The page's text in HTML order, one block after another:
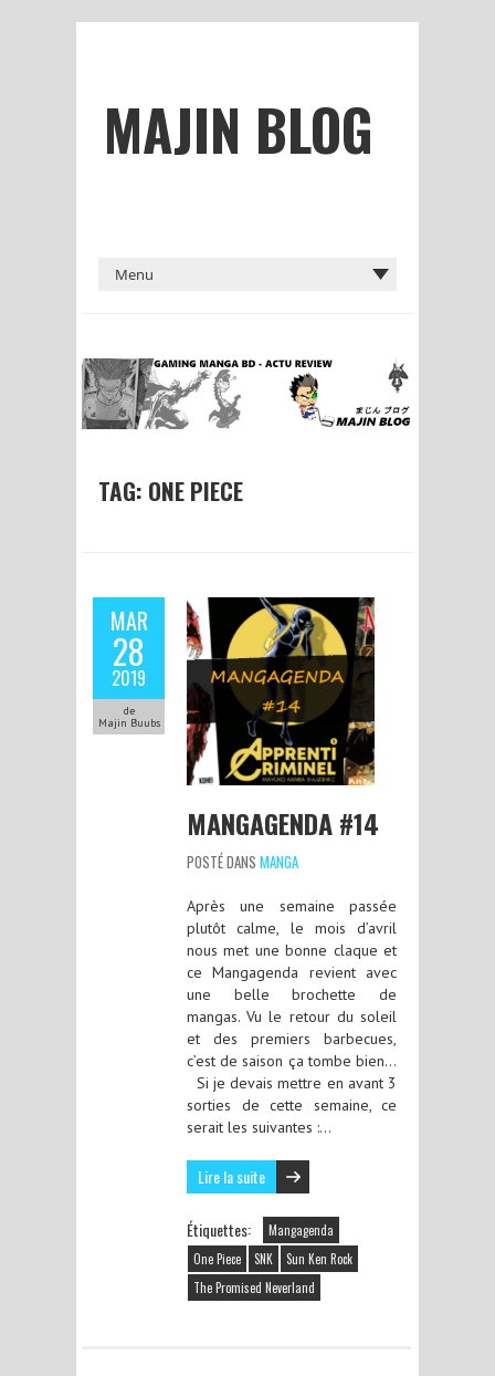
MAJIN BLOG
TAG: ONE PIECE
MAR
28
2019
de
Majin Buubs
MANGAGENDA #14
POSTÉ DANS MANGA
Après une semaine passée
plutôt calme, le mois d’avril
nous met une bonne claque et
ce Mangagenda revient avec
une belle brochette de
mangas. Vu le retour du soleil
et des premiers barbecues,
c’est de saison ça tombe bien…
Si je devais mettre en avant 3
sorties de cette semaine, ce
serait les suivantes :…
Lire la suite
Étiquettes:
Mangagenda
One Piece
SNK
Sun Ken Rock
The Promised Neverland